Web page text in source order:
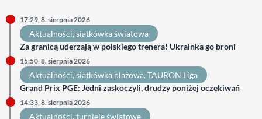
17:29, 8. sierpnia 2026
Aktualności, siatkówka światowa
Za granicą uderzają w polskiego trenera! Ukrainka go broni
15:50, 8. sierpnia 2026
Aktualności, siatkówka plażowa, TAURON Liga
Grand Prix PGE: Jedni zaskoczyli, drudzy poniżej oczekiwań
14:33, 8. sierpnia 2026
Aktualności, turnieje światowe